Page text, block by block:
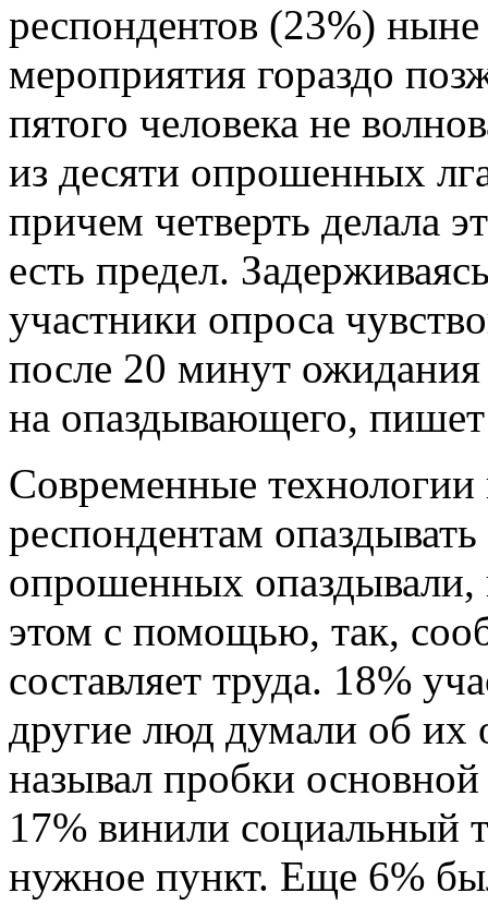
респондентов (23%)
мероприятия гораздо
пятого человека не
из десяти опрошенных
причем четверть делала
есть предел.
участники опроса
после 20 минут
на опаздывающего,
Современные технологии
респондентам
опрошенных опаздывали,
этом с помощью, так,
составляет труда. 18%
другие люд думали об
называл пробки
17% винили социальный
нужное пункт. Еще 6%